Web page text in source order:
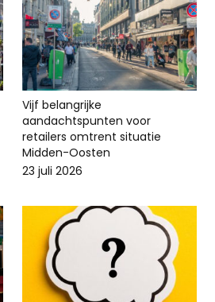
Vijf belangrijke
aandachtspunten voor
retailers omtrent situatie
Midden-Oosten
23 juli 2026